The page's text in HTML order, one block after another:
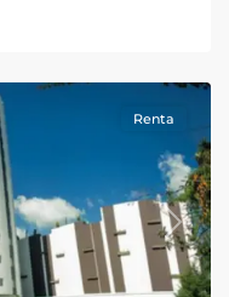
Next
Renta